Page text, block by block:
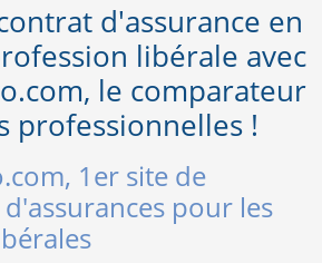
d'assurance en
libérale avec
le comparateur
professionnelles !
1er site de
pour les